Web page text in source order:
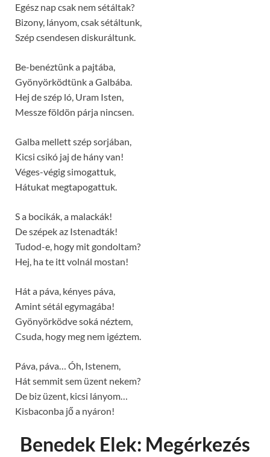
Egész nap csak nem sétáltak?
Bizony, lányom, csak sétáltunk,
Szép csendesen diskuráltunk.
Be-benéztünk a pajtába,
Gyönyörködtünk a Galbába.
Hej de szép ló, Uram Isten,
Messze földön párja nincsen.
Galba mellett szép sorjában,
Kicsi csikó jaj de hány van!
Véges-végig simogattuk,
Hátukat megtapogattuk.
S a bocikák, a malackák!
De szépek az Istenadták!
Tudod-e, hogy mit gondoltam?
Hej, ha te itt volnál mostan!
Hát a páva, kényes páva,
Amint sétál egymagába!
Gyönyörködve soká néztem,
Csuda, hogy meg nem igéztem.
Páva, páva… Óh, Istenem,
Hát semmit sem üzent nekem?
De biz üzent, kicsi lányom…
Kisbaconba jő a nyáron!
Benedek Elek: Megérkezés